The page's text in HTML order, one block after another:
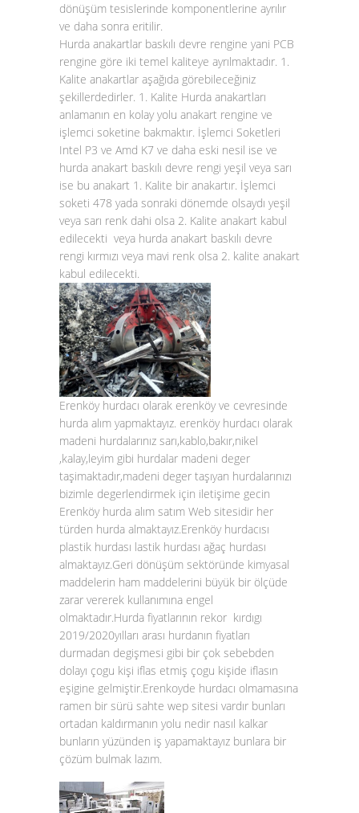
dönüşüm tesislerinde komponentlerine ayrılır
ve daha sonra eritilir.
Hurda anakartlar baskılı devre rengine yani PCB
rengine göre iki temel kaliteye ayrılmaktadır. 1.
Kalite anakartlar aşağıda görebileceğiniz
şekillerdedirler. 1. Kalite Hurda anakartları
anlamanın en kolay yolu anakart rengine ve
işlemci soketine bakmaktır. İşlemci Soketleri
Intel P3 ve Amd K7 ve daha eski nesil ise ve
hurda anakart baskılı devre rengi yeşil veya sarı
ise bu anakart 1. Kalite bir anakartır. İşlemci
soketi 478 yada sonraki dönemde olsaydı yeşil
veya sarı renk dahi olsa 2. Kalite anakart kabul
edilecekti veya hurda anakart baskılı devre
rengi kırmızı veya mavi renk olsa 2. kalite anakart
kabul edilecekti.
Erenköy hurdacı olarak erenköy ve cevresinde
hurda alım yapmaktayız. erenköy hurdacı olarak
madeni hurdalarınız sarı,kablo,bakır,nikel
,kalay,leyim gibi hurdalar madeni deger
taşimaktadır,madeni deger taşıyan hurdalarınızı
bizimle degerlendirmek için iletişime gecin
Erenköy hurda alım satım Web sitesidir her
türden hurda almaktayız.Erenköy hurdacısı
plastik hurdası lastik hurdası ağaç hurdası
almaktayız.Geri dönüşüm sektöründe kimyasal
maddelerin ham maddelerini büyük bir ölçüde
zarar vererek kullanımına engel
olmaktadır.Hurda fiyatlarının rekor kırdıgı
2019/2020yılları arası hurdanın fiyatları
durmadan degişmesi gibi bir çok sebebden
dolayı çogu kişi iflas etmiş çogu kişide iflasın
eşigine gelmiştir.Erenkoyde hurdacı olmamasına
ramen bir sürü sahte wep sitesi vardır bunları
ortadan kaldırmanın yolu nedir nasıl kalkar
bunların yüzünden iş yapamaktayız bunlara bir
çözüm bulmak lazım.